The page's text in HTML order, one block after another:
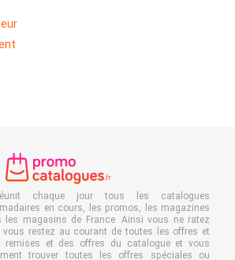
réunit chaque jour tous les catalogues
en cours, les promos, les magazines
les magasins de France. Ainsi vous ne ratez
vous restez au courant de toutes les offres et
remises et des offres du catalogue et vous
trouver toutes les offres spéciales ou